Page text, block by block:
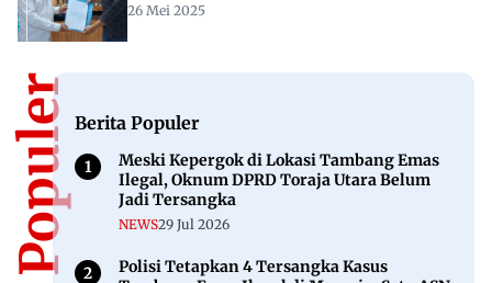
26 Mei 2025
Berita Populer
Meski Kepergok di Lokasi Tambang Emas
Ilegal, Oknum DPRD Toraja Utara Belum
Jadi Tersangka
NEWS29 Jul 2026
Polisi Tetapkan 4 Tersangka Kasus